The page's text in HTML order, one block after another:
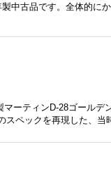
中古品です。全体的に
ーティンD-28ゴールデ
スペックを再現した、